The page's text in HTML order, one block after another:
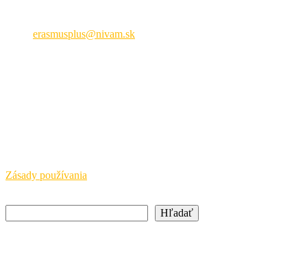
erasmusplus@nivam.sk
Zásady používania
Hľadať